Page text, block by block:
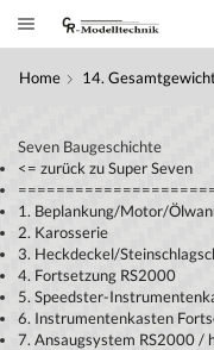
Home 14.
Seven Baugeschichte
<= zurück zu Super Seven
1. Beplankung/Motor/
2. Karosserie
3. Heckdeckel/
4. Fortsetzung RS2000
5. Speedster-
6. Instrumentenkasten
7. Ansaugsystem RS2000 /